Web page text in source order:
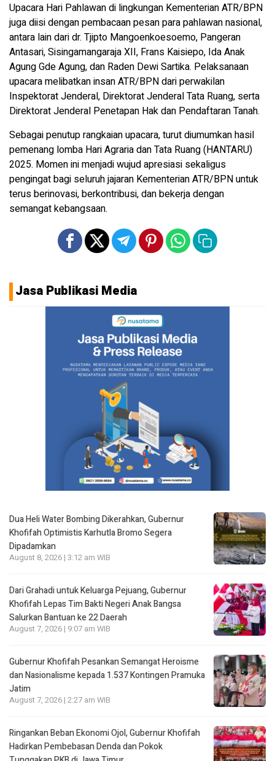
Upacara Hari Pahlawan di lingkungan Kementerian ATR/BPN
juga diisi dengan pembacaan pesan para pahlawan nasional,
antara lain dari dr. Tjipto Mangoenkoesoemo, Pangeran
Antasari, Sisingamangaraja XII, Frans Kaisiepo, Ida Anak
Agung Gde Agung, dan Raden Dewi Sartika. Pelaksanaan
upacara melibatkan insan ATR/BPN dari perwakilan
Inspektorat Jenderal, Direktorat Jenderal Tata Ruang, serta
Direktorat Jenderal Penetapan Hak dan Pendaftaran Tanah.
Sebagai penutup rangkaian upacara, turut diumumkan hasil
pemenang lomba Hari Agraria dan Tata Ruang (HANTARU)
2025. Momen ini menjadi wujud apresiasi sekaligus
pengingat bagi seluruh jajaran Kementerian ATR/BPN untuk
terus berinovasi, berkontribusi, dan bekerja dengan
semangat kebangsaan.
Jasa Publikasi Media
Dua Heli Water Bombing Dikerahkan, Gubernur
Khofifah Optimistis Karhutla Bromo Segera
Dipadamkan
August 8, 2026 | 3:12 am WIB
Dari Grahadi untuk Keluarga Pejuang, Gubernur
Khofifah Lepas Tim Bakti Negeri Anak Bangsa
Salurkan Bantuan ke 22 Daerah
August 7, 2026 | 9:07 am WIB
Gubernur Khofifah Pesankan Semangat Heroisme
dan Nasionalisme kepada 1.537 Kontingen Pramuka
Jatim
August 7, 2026 | 2:27 am WIB
Ringankan Beban Ekonomi Ojol, Gubernur Khofifah
Hadirkan Pembebasan Denda dan Pokok